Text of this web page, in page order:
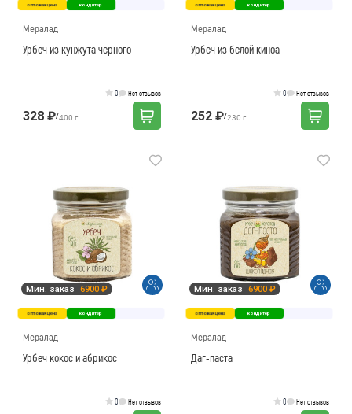
оптовая цена кондитер
Мералад
Урбеч из кунжута чёрного
0 Нет отзывов
328 ₽/400 г
оптовая цена кондитер
Мералад
Урбеч из белой киноа
0 Нет отзывов
252 ₽/230 г
Мин. заказ 6900 ₽
оптовая цена кондитер
Мералад
Урбеч кокос и абрикос
0 Нет отзывов
Мин. заказ 6900 ₽
оптовая цена кондитер
Мералад
Даг-паста
0 Нет отзывов